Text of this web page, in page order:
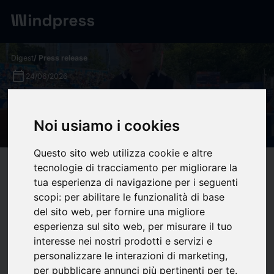
Noi usiamo i cookies
Questo sito web utilizza cookie e altre
tecnologie di tracciamento per migliorare la
tua esperienza di navigazione per i seguenti
scopi: per abilitare le funzionalità di base
del sito web, per fornire una migliore
esperienza sul sito web, per misurare il tuo
interesse nei nostri prodotti e servizi e
personalizzare le interazioni di marketing,
per pubblicare annunci più pertinenti per te.
Digest/ Press release
calendar_today 24/06/2026
MARIANNE INTERNATIONAL
Compatibility help
bookmark_borderupload Share
24 juin 2026 -
Isabelle Durand
Jours De Printemps et